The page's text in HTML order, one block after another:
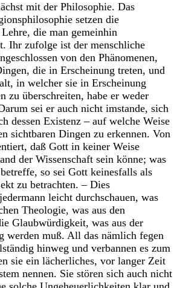
mit der Philosophie. Das
setzen die
die man gemeinhin
Ihr zufolge ist der menschliche
von den Phänomenen,
die in Erscheinung treten, und
in welcher sie in Erscheinung
zu überschreiten, habe er weder
sei er auch nicht imstande, sich
dessen Existenz – auf welche Weise
sichtbaren Dingen zu erkennen. Von
daß Gott in keiner Weise
der Wissenschaft sein könne; was
so sei Gott keinesfalls als
zu betrachten. – Dies
leicht durchschauen, was
Theologie, was aus den
Glaubwürdigkeit, was aus der
werden muß. All das nämlich fegen
hinweg und verbannen es zum
sie ein lächerliches, vor langer Zeit
nennen. Sie stören sich auch nicht